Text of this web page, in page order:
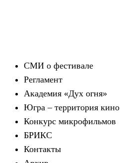
СМИ о фестивале
Регламент
Академия «Дух огня»
Югра – территория кино
Конкурс микрофильмов
БРИКС
Контакты